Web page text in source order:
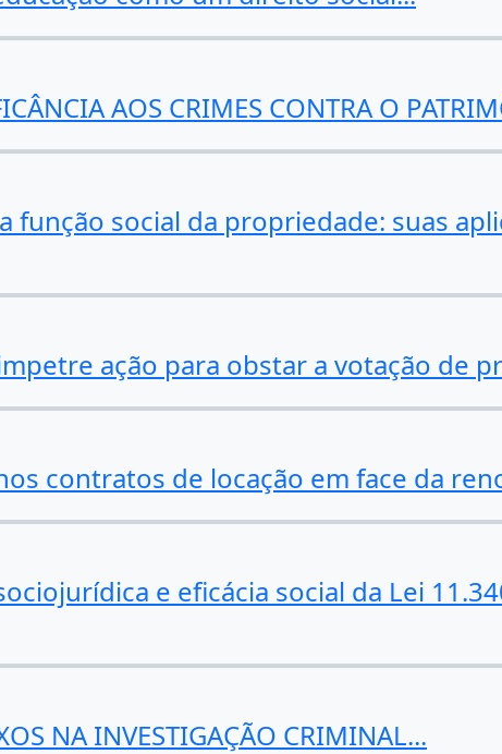
AOS CRIMES CONTRA O
social da propriedade: suas
ação para obstar a votação de
contratos de locação em face da
sociojurídica e eficácia social da Lei
NA INVESTIGAÇÃO CRIMINAL...